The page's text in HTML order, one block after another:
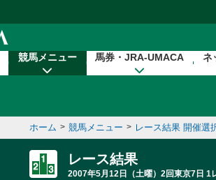
競馬メニュー 馬券・JRA-UMACA ネ
ホーム > 競馬メニュー > レース結果 開催選
レース結果
2007年5月12日（土曜）2回東京7日 1